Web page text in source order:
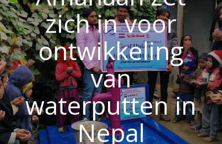
zich in voor
ontwikkeling
van
waterputten in
Nepal